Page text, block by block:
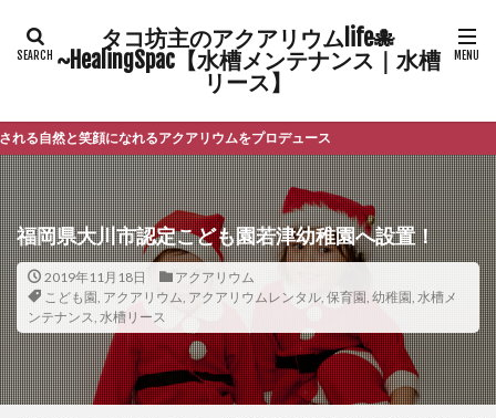
タコ坊主のアクアリウムlife🐙
~HealingSpac【水槽メンテナンス｜水槽
リース】
笑顔になれるアクアリウムをプロデュース
福岡県大川市認定こども園若津幼稚園へ設置！
2019年11月18日
アクアリウム
こども園, アクアリウム, アクアリウムレンタル, 保育園, 幼稚園, 水槽メ
ンテナンス, 水槽リース